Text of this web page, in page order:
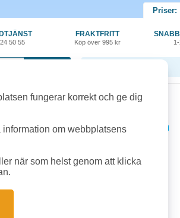
Priser:
50 55
FRAKTFRITT
Köp över 995 kr
CF401X Miljö 2,3k cyan
NO CF401X Miljö 2,3k cyan
Ca. 2.300 sidor vid 5% täckningsgrad
Tillverkat av återvunnet material
fungerar korrekt och ge dig
om webbplatsens
när som helst genom att klicka